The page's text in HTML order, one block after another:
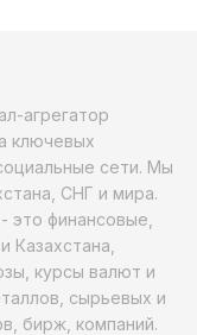
агрегатор
ключевых
сети. Мы
СНГ и мира.
это финансовые,
Казахстана,
курсы валют и
сырьевых и
бирж, компаний.